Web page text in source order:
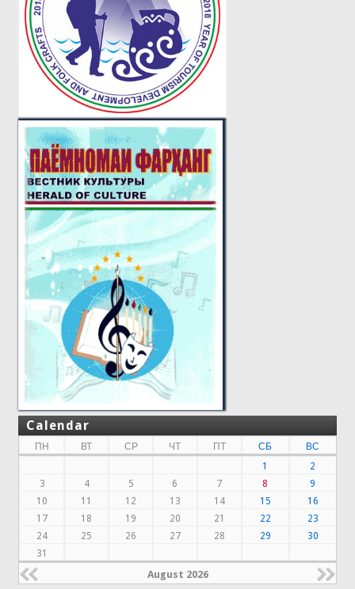
Calendar
ПН ВТ СР ЧТ ПТ СБ
ВС
1
2
3
4 5 6 7 8
9
10
11 12 13 14 15
16
17
18 19 20 21 22
23
24
25 26 27 28 29
30
31
August 2026